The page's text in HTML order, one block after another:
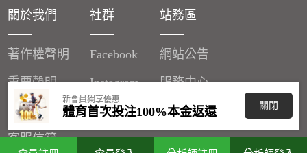
新會員獨享優惠
體育首次投注100%本金返還 關閉
關於我們
著作權聲明
重要聲明
廣告刊登
客服信箱
社群
Facebook
Instagram
站務區
網站公告
服務中心